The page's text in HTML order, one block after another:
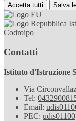
Accetta tutti Salva
Codroipo
Contatti
Istituto d'Istruzione
Via
Tel:
Email:
PEC: